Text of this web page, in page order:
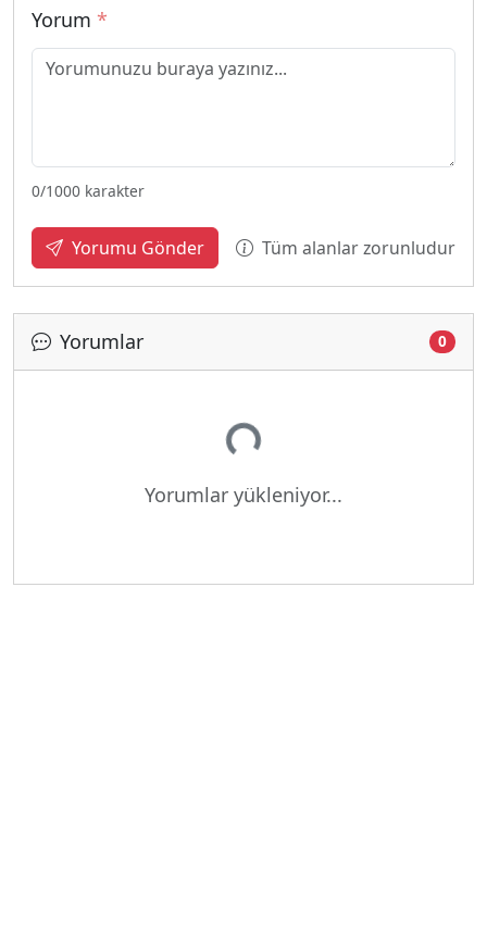
Yorum *
0/1000 karakter
Yorumu Gönder Tüm alanlar zorunludur
Yorumlar 0
Yükleniyor...
Yorumlar yükleniyor...